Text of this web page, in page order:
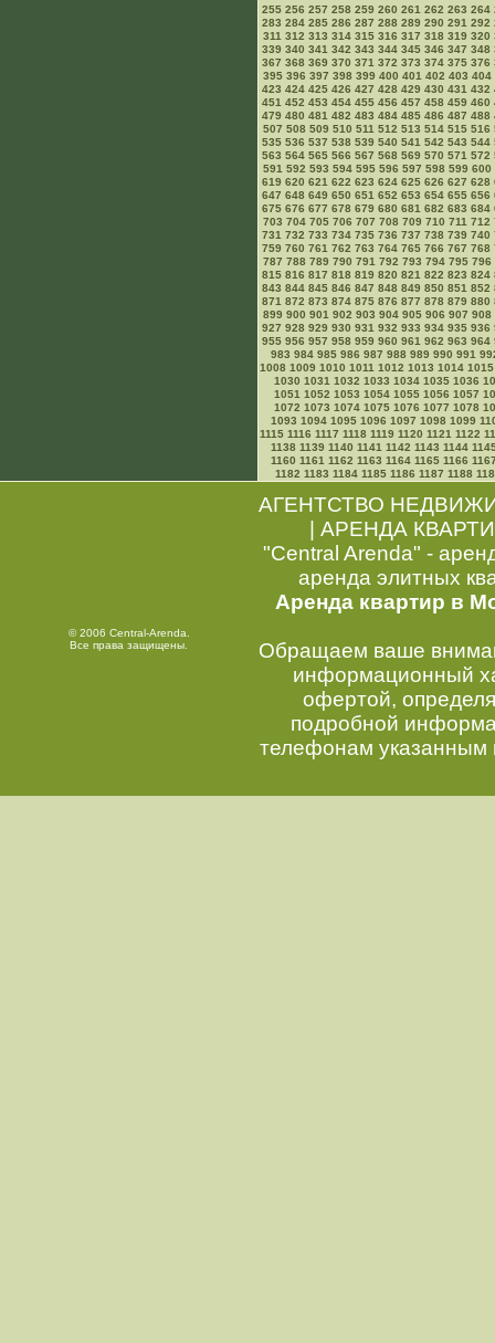
255 256 257 258 259 260 261 262 263 264
283 284 285 286 287 288 289 290 291 292
311 312 313 314 315 316 317 318 319 320
339 340 341 342 343 344 345 346 347 348
367 368 369 370 371 372 373 374 375 376
395 396 397 398 399 400 401 402 403 404
423 424 425 426 427 428 429 430 431 432
451 452 453 454 455 456 457 458 459 460
479 480 481 482 483 484 485 486 487 488
507 508 509 510 511 512 513 514 515 516
535 536 537 538 539 540 541 542 543 544
563 564 565 566 567 568 569 570 571 572
591 592 593 594 595 596 597 598 599 600
619 620 621 622 623 624 625 626 627 628
647 648 649 650 651 652 653 654 655 656
675 676 677 678 679 680 681 682 683 684
703 704 705 706 707 708 709 710 711 712
731 732 733 734 735 736 737 738 739 740
759 760 761 762 763 764 765 766 767 768
787 788 789 790 791 792 793 794 795 796
815 816 817 818 819 820 821 822 823 824
843 844 845 846 847 848 849 850 851 852
871 872 873 874 875 876 877 878 879 880
899 900 901 902 903 904 905 906 907 908
927 928 929 930 931 932 933 934 935 936
955 956 957 958 959 960 961 962 963 964
983 984 985 986 987 988 989 990 991
1008 1009 1010 1011 1012 1013 1014 1015
1030 1031 1032 1033 1034 1035 1036
1051 1052 1053 1054 1055 1056 1057
1072 1073 1074 1075 1076 1077 1078
1093 1094 1095 1096 1097 1098 1099
1115 1116 1117 1118 1119 1120 1121 1122
1138 1139 1140 1141 1142 1143 1144
1160 1161 1162 1163 1164 1165 1166
1182 1183 1184 1185 1186 1187 1188
© 2006 Central-Arenda.
Все права защищены.
АГЕНТСТВО
|АРЕНДА
"Central Arenda" -
аренда элитных
Аренда квартир в
Обращаем ваше
информационный
офертой,
подробной
телефонам указанным